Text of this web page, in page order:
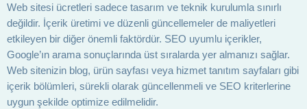
Web sitesi ücretleri sadece tasarım ve teknik kurulumla sınırlı
değildir. İçerik üretimi ve düzenli güncellemeler de maliyetleri
etkileyen bir diğer önemli faktördür. SEO uyumlu içerikler,
Google’ın arama sonuçlarında üst sıralarda yer almanızı sağlar.
Web sitenizin blog, ürün sayfası veya hizmet tanıtım sayfaları gibi
içerik bölümleri, sürekli olarak güncellenmeli ve SEO kriterlerine
uygun şekilde optimize edilmelidir.